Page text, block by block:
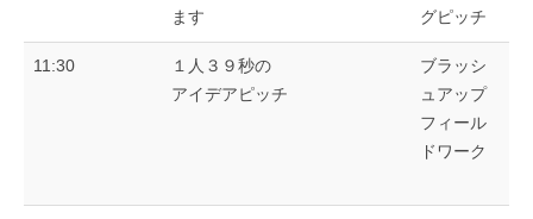
ます
グピッチ
11:30
１人３９秒の
アイデアピッチ
ブラッシ
ュアップ
フィール
ドワーク